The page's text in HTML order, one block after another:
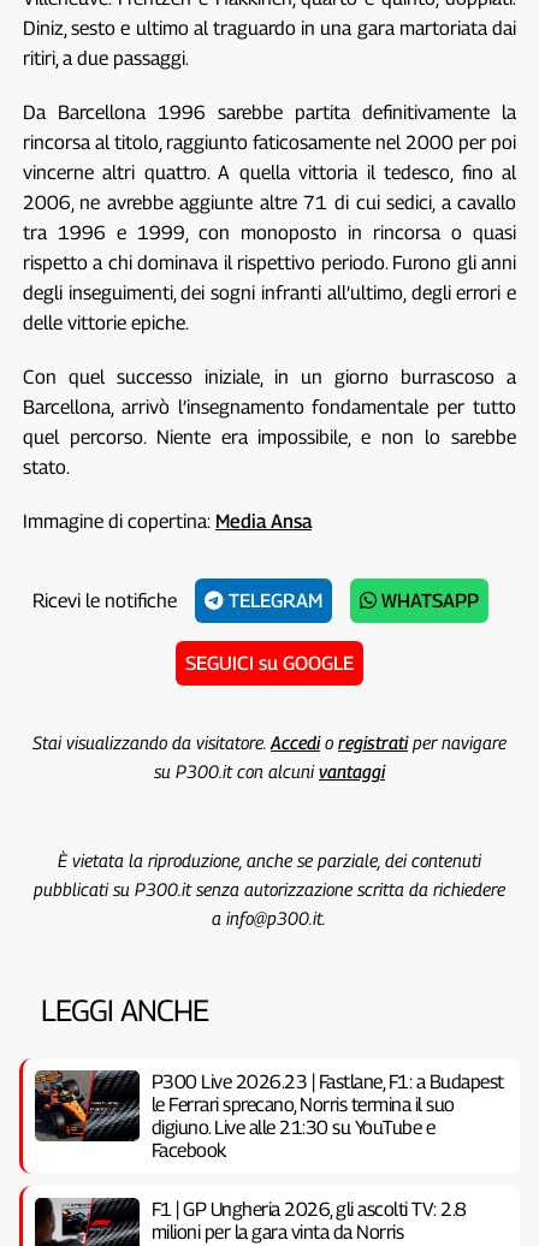
Diniz, sesto e ultimo al traguardo in una gara martoriata dai
ritiri, a due passaggi.
Da Barcellona 1996 sarebbe partita definitivamente la
rincorsa al titolo, raggiunto faticosamente nel 2000 per poi
vincerne altri quattro. A quella vittoria il tedesco, fino al
2006, ne avrebbe aggiunte altre 71 di cui sedici, a cavallo
tra 1996 e 1999, con monoposto in rincorsa o quasi
rispetto a chi dominava il rispettivo periodo. Furono gli anni
degli inseguimenti, dei sogni infranti all’ultimo, degli errori e
delle vittorie epiche.
Con quel successo iniziale, in un giorno burrascoso a
Barcellona, arrivò l’insegnamento fondamentale per tutto
quel percorso. Niente era impossibile, e non lo sarebbe
stato.
Immagine di copertina: Media Ansa
Ricevi le notifiche TELEGRAM WHATSAPP
SEGUICI su GOOGLE
Stai visualizzando da visitatore. Accedio registratiper navigare
su P300.it con alcunivantaggi
È vietata la riproduzione, anche se parziale, dei contenuti
pubblicati su P300.it senza autorizzazione scritta da richiedere
a info@p300.it.
LEGGI ANCHE
P300 Live 2026.23 | Fastlane, F1: a Budapest
le Ferrari sprecano, Norris termina il suo
digiuno. Live alle 21:30 su YouTube e
Facebook
F1 | GP Ungheria 2026, gli ascolti TV: 2.8
milioni per la gara vinta da Norris